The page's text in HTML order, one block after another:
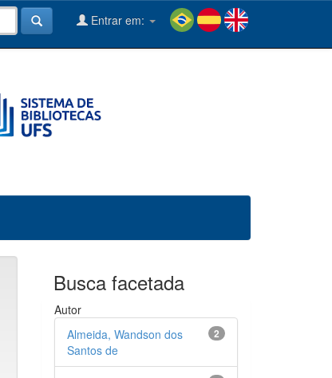
Entrar em:
Busca facetada
Autor
2
Almeida, Wandson dos
Santos de